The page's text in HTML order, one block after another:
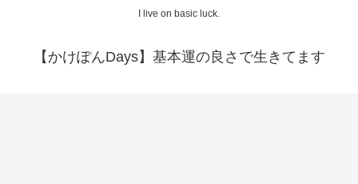
I live on basic luck.
【かけぽんDays】基本運の良さで生きてます